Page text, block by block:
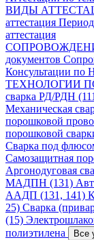
ВИДЫ
аттестация
аттестация
документов
Консультации
ТЕХНОЛОГИИ
сварка РД/РДН
Механическая
порошковой
порошковой
Сварка под
Самозащитная
Аргонодуговая
МАДПН (131)
ААДП (131, 141)
25) Сварка
(15)
полиэтилена
Все